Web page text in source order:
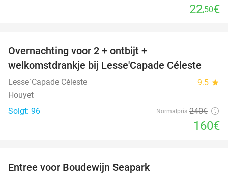
22,50€
Overnachting voor 2 + ontbijt +
welkomstdrankje bij Lesse'Capade Céleste
Lesse´Capade Céleste 9.5 star
Houyet
Solgt: 96
Normalpris 240€
160€
Entree voor Boudewijn Seapark